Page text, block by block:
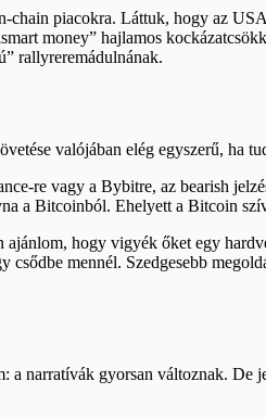
piacokra. Láttuk, hogy az
money” hajlamos
rallyreremádulnának.
valójában elég egyszerű, ha
re vagy a Bybitre, az bearish
a Bitcoinból. Ehelyett a Bitcoin
hogy vigyék őket egy
mennél. Szedgesebb
narratívák gyorsan változnak.